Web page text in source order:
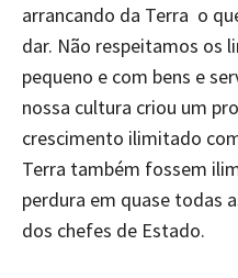
arrancando da Terra o
dar. Não respeitamos os
pequeno e com bens e
nossa cultura criou um
crescimento ilimitado
Terra também fossem
perdura em quase todas
dos chefes de Estado.